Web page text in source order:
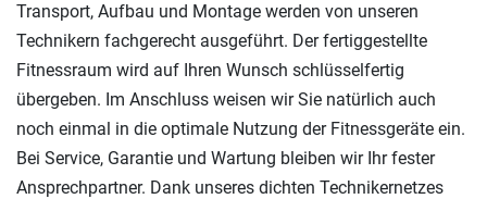
Transport, Aufbau und Montage werden von unseren
Technikern fachgerecht ausgeführt. Der fertiggestellte
Fitnessraum wird auf Ihren Wunsch schlüsselfertig
übergeben. Im Anschluss weisen wir Sie natürlich auch
noch einmal in die optimale Nutzung der Fitnessgeräte ein.
Bei Service, Garantie und Wartung bleiben wir Ihr fester
Ansprechpartner. Dank unseres dichten Technikernetzes